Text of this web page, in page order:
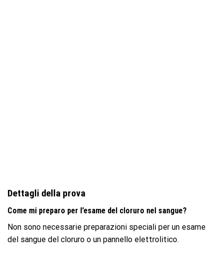
Dettagli della prova
Come mi preparo per l’esame del cloruro nel sangue?
Non sono necessarie preparazioni speciali per un esame
del sangue del cloruro o un pannello elettrolitico.